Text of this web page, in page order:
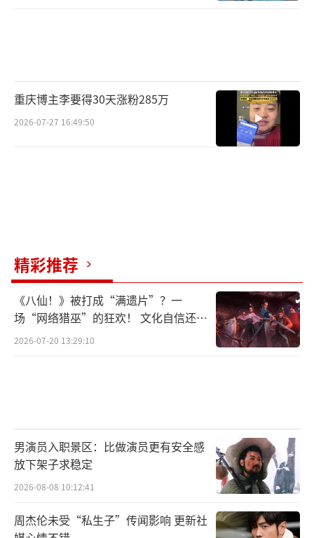
重庆博主李要得30天涨粉285万
2026-07-27 16:49:50
精彩推荐
《八仙！》被打成“满遗片”？一
场“网络猎巫”的狂欢！ 文化自信还是
焦虑？
2026-07-20 13:29:10
男演员入职景区：比做演员更有安全感
放下架子求稳定
2026-08-08 10:12:41
周杰伦未受“私生子”传闻影响 更新社